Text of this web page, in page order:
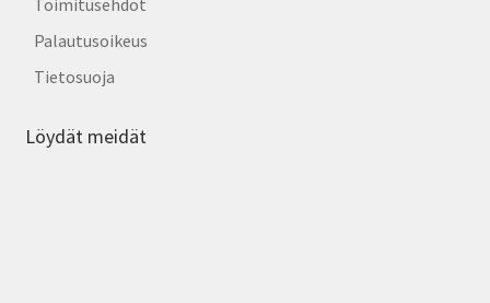
Toimitusehdot
Palautusoikeus
Tietosuoja
Löydät meidät